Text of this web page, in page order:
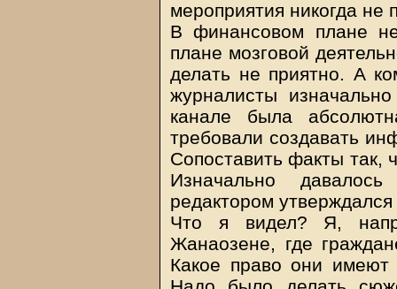
мероприятия никогда не
В финансовом плане
плане мозговой
делать не приятно. А
журналисты
канале была
требовали создавать
Сопоставить факты так,
Изначально
редактором
Что я видел? Я,
Жанаозене, где
Какое право они